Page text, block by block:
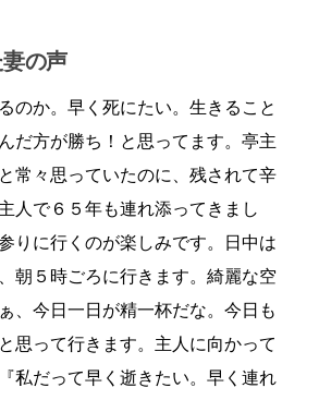
の声
のか。早く死にたい。生きること
だ方が勝ち！と思ってます。亭主
常々思っていたのに、残されて辛
人で６５年も連れ添ってきまし
りに行くのが楽しみです。日中は
朝５時ごろに行きます。綺麗な空
、今日一日が精一杯だな。今日も
思って行きます。主人に向かって
私だって早く逝きたい。早く連れ